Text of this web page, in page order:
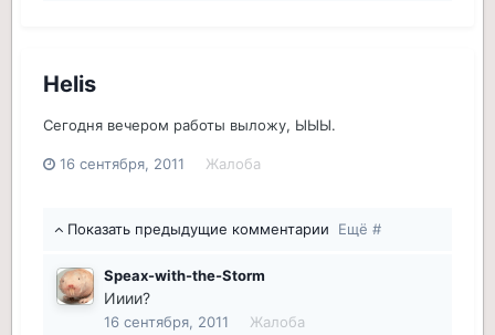
Helis
Сегодня вечером работы выложу, ЫЫЫ.
16 сентября, 2011 Жалоба
Показать предыдущие комментарии Ещё #
Speax-with-the-Storm
Ииии?
16 сентября, 2011 Жалоба